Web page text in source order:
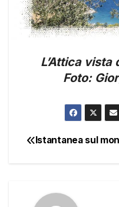
L’Attica vista
Foto:
Istantanea sul